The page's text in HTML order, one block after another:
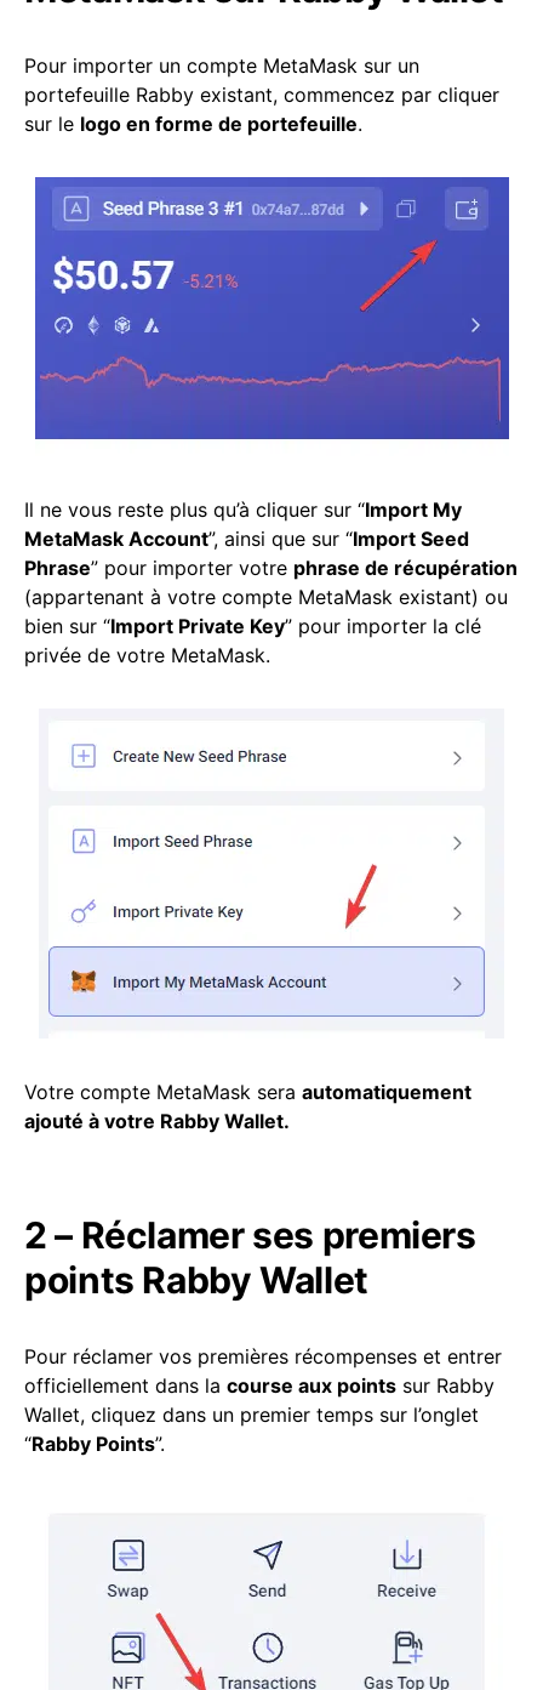
Pour importer un compte MetaMask sur un
portefeuille Rabby existant, commencez par cliquer
sur le logo en forme de portefeuille.
Il ne vous reste plus qu’à cliquer sur “Import My
MetaMask Account”, ainsi que sur “Import Seed
Phrase” pour importer votre phrase de récupération
(appartenant à votre compte MetaMask existant) ou
bien sur “Import Private Key” pour importer la clé
privée de votre MetaMask.
Votre compte MetaMask sera automatiquement
ajouté à votre Rabby Wallet.
2 – Réclamer ses premiers
points Rabby Wallet
Pour réclamer vos premières récompenses et entrer
officiellement dans la course aux points sur Rabby
Wallet, cliquez dans un premier temps sur l’onglet
“Rabby Points”.